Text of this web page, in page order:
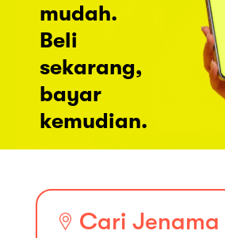
mudah.
Beli
sekarang,
bayar
kemudian.
Cari Jenama